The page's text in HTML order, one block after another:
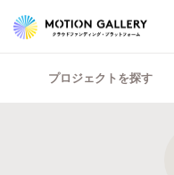
プロジェクトを探す